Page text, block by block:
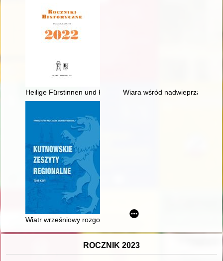
Heilige Fürstinnen und Kleriker, Lebensbeschreibungen und
Wiara wśród nadwieprzańskich
Wiatr wrześniowy rozgonił już dym..." : wspomnienia
ROCZNIK 2023